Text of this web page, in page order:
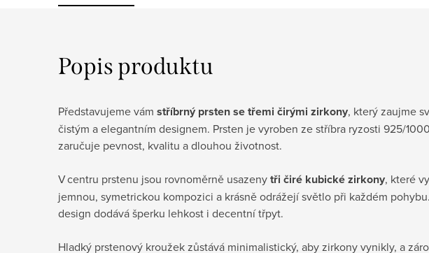
Popis produktu
Představujeme vám stříbrný prsten se třemi čirými zirkony, který zaujme
čistým a elegantním designem. Prsten je vyroben ze stříbra ryzosti 925/
zaručuje pevnost, kvalitu a dlouhou životnost.
V centru prstenu jsou rovnoměrně usazenytři čiré kubické zirkony, které
jemnou, symetrickou kompozici a krásně odrážejí světlo při každém
design dodává šperku lehkost i decentní třpyt.
Hladký prstenový kroužek zůstává minimalistický, aby zirkony vynikly, a